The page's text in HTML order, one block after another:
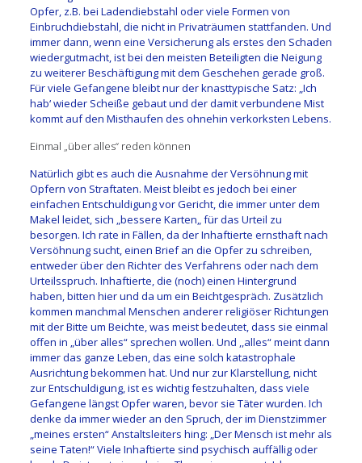
Opfer, z.B. bei Ladendiebstahl oder viele Formen von
Einbruchdiebstahl, die nicht in Privaträumen stattfanden. Und
immer dann, wenn eine Versicherung als erstes den Schaden
wiedergutmacht, ist bei den meisten Beteiligten die Neigung
zu weiterer Beschäftigung mit dem Geschehen gerade groß.
Für viele Gefangene bleibt nur der knasttypische Satz: „Ich
hab‘ wieder Scheiße gebaut und der damit verbundene Mist
kommt auf den Misthaufen des ohnehin verkorksten Lebens.
Einmal „über alles“ reden können
Natürlich gibt es auch die Ausnahme der Versöhnung mit
Opfern von Straftaten. Meist bleibt es jedoch bei einer
einfachen Entschuldigung vor Gericht, die immer unter dem
Makel leidet, sich „bessere Karten„ für das Urteil zu
besorgen. Ich rate in Fällen, da der Inhaftierte ernsthaft nach
Versöhnung sucht, einen Brief an die Opfer zu schreiben,
entweder über den Richter des Verfahrens oder nach dem
Urteilsspruch. Inhaftierte, die (noch) einen Hintergrund
haben, bitten hier und da um ein Beichtgespräch. Zusätzlich
kommen manchmal Menschen anderer religiöser Richtungen
mit der Bitte um Beichte, was meist bedeutet, dass sie einmal
offen in „über alles“ sprechen wollen. Und ,,alles“ meint dann
immer das ganze Leben, das eine solch katastrophale
Ausrichtung bekommen hat. Und nur zur Klarstellung, nicht
zur Entschuldigung, ist es wichtig festzuhalten, dass viele
Gefangene längst Opfer waren, bevor sie Täter wurden. Ich
denke da immer wieder an den Spruch, der im Dienstzimmer
„meines ersten“ Anstaltsleiters hing: „Der Mensch ist mehr als
seine Taten!“ Viele Inhaftierte sind psychisch auffällig oder